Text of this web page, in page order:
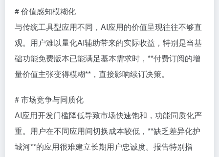
# 价值感知模糊化
与传统工具型应用不同，AI应用的价值呈现往往不够直
观。用户难以量化AI辅助带来的实际收益，特别是当基
础功能免费版本已能满足基本需求时，**付费订阅的增
量价值主张变得模糊**，直接影响续订决策。
# 市场竞争与同质化
AI应用开发门槛降低导致市场快速饱和，功能同质化严
重。用户在不同应用间切换成本较低，**缺乏差异化护
城河**的应用很难建立长期用户忠诚度。报告特别指